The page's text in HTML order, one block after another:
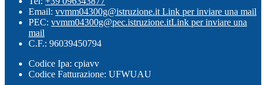
Email: vvmm04300g@istruzione.it Link per inviare una mail
PEC: vvmm04300g@pec.istruzione.itLink per inviare una
mail
C.F.: 96039450794
Codice Ipa: cpiavv
Codice Fatturazione: UFWUAU